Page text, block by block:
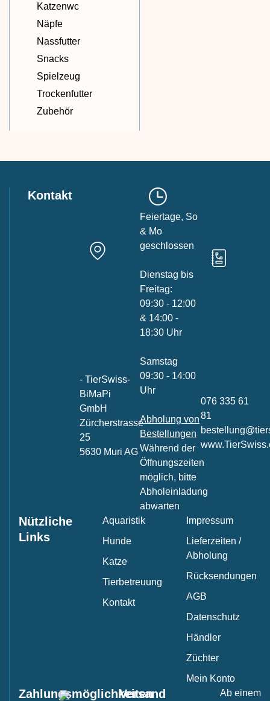
Katzenwc
Näpfe
Nassfutter
Snacks
Spielzeug
Trockenfutter
Zubehör
Kontakt
- TierSwiss-
BiMaPi
GmbH
Zürcherstrasse
25
5630 Muri AG
Feiertage, So
& Mo
geschlossen
Dienstag bis
Freitag:
09:30 - 12:00
& 14:00 -
18:30 Uhr
Samstag
09:30 - 14:00
Uhr
Abholung von
Bestellungen
Während der
Öffnungszeiten
möglich, bitte
Abholeinladung
abwarten
076 335 61
81
Nützliche
Links
Aquaristik
Hunde
Katze
Tierbetreuung
Kontakt
Impressum
Lieferzeiten /
Abholung
Rücksendungen
AGB
Datenschutz
Händler
Züchter
Mein Konto
Zahlungsmöglichkeiten
Versand
Ab einem